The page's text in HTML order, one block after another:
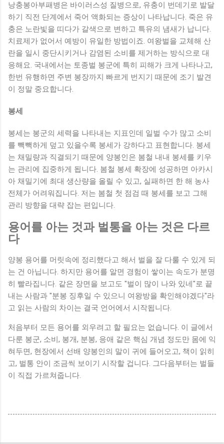
낭충봉아부패병은 바이러스성 질병으로, 유충이 번데기로 발달
하기 직전 단계에서 죽어 액화되는 증상이 나타납니다. 죽은 유
충은 노란빛을 띠다가 갈색으로 변하고 특유의 냄새가 납니다.
치료제가 없어서 예방이 유일한 방법이죠. 여왕벌을 교체해 산
란을 일시 중단시키거나 감염된 소비를 제거하는 방식으로 대
응해요. 국내에서는 토종벌 봉군에 특히 피해가 크게 나타나고,
한번 유행하면 주변 봉장까지 빠르게 번지기 때문에 조기 발견
이 정말 중요합니다.
봉세
봉세는 봉군의 세력을 나타내는 지표인데 일벌 수가 많고 소비
를 빽빽하게 덮고 있을수록 봉세가 강하다고 표현합니다. 봉세
는 채밀량과 직결되기 때문에 양봉인은 봄철 내내 봉세를 키우
는 관리에 집중하게 됩니다. 봄철 봉세 확장에 성공하면 아카시
아 채밀기에 최대 생산량을 올릴 수 있고, 실패하면 한 해 농사
전체가 어려워집니다. 저는 봄철 첫 점검 때 봉세를 보고 그해
관리 방향을 대략 잡는 편입니다.
용어를 아는 것과 벌통을 아는 것은 다르
다
양봉 용어를 머릿속에 정리했다고 해서 벌을 잘 다룰 수 있게 되
는 건 아닙니다. 하지만 용어를 알면 경험이 쌓이는 속도가 분명
히 빨라집니다. 같은 장면을 보고도 "벌이 많이 나와 있네"로 끝
내는 사람과 "분봉 징후일 수 있으니 여왕방을 확인해야겠다"라
고 읽는 사람의 차이는 결국 언어에서 시작됩니다.
처음부터 모든 용어를 외우려고 할 필요는 없습니다. 이 글에서
다룬 봉군, 소비, 봉개, 분봉, 응애 같은 핵심 개념 정도만 몸에 익
혀두면, 현장에서 선배 양봉인의 말이 귀에 들어오고, 책이 읽히
고, 벌통 안이 조금씩 보이기 시작할 겁니다. 그다음부터는 벌들
이 직접 가르쳐줍니다.